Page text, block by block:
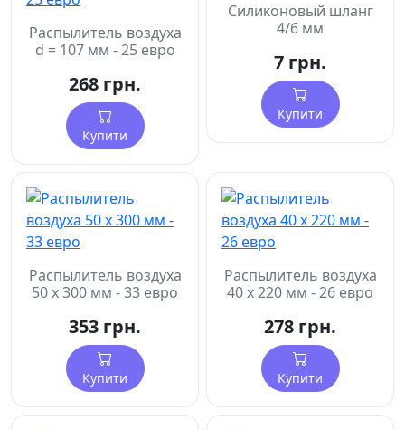
Распылитель воздуха
d = 107 мм - 25 евро
268 грн.
Купити
Силиконовый шланг
4/6 мм
7 грн.
Купити
Распылитель воздуха
50 х 300 мм - 33 евро
353 грн.
Купити
Распылитель воздуха
40 х 220 мм - 26 евро
278 грн.
Купити